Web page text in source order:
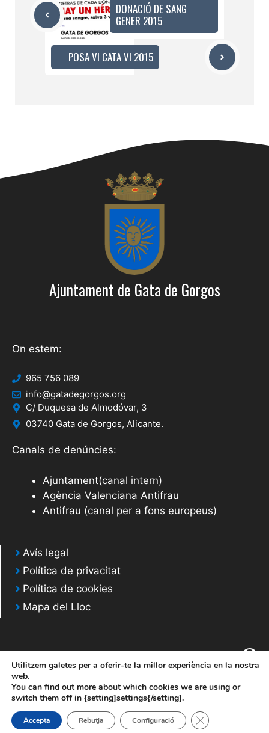
DONACIÓ DE SANG
GENER 2015
POSA VI CATA VI 2015
Ajuntament de Gata de Gorgos
On estem:
965 756 089
info@gatadegorgos.org
C/ Duquesa de Almodóvar, 3
03740 Gata de Gorgos, Alicante.
Canals de denúncies:
Ajuntament(canal intern)
Agència Valenciana Antifrau
Antifrau (canal per a fons europeus)
Avís legal
Política de privacitat
Política de cookies
Mapa del Lloc
© 2020 Web desarrollada por el Servicio de Informática de Diputación de
Alicante
Utilitzem galetes per a oferir-te la millor experiència en la nostra
web.
You can find out more about which cookies we are using or
switch them off in {setting]settings{/setting].
Accepta Rebutja Configuració Tanca el bàner de